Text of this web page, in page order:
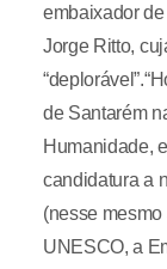
embaixador
Jorge Ritto,
de Santarém
Humanidade,
candidatura a
(nesse
UNESCO, a